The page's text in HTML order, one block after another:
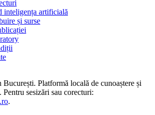
inteligența artificială
și surse
București. Platformă locală de cunoaștere și
. Pentru sesizări sau corecturi:
.